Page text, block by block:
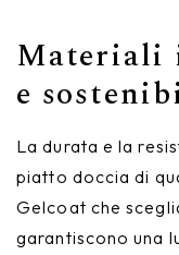
Materiali
e
La durata e la
piatto doccia di
Gelcoat che
garantiscono una